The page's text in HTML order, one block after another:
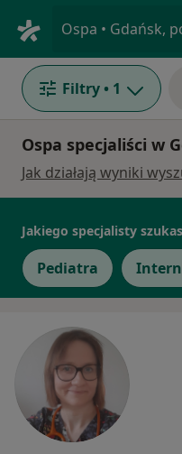
Ospa • Gdańsk,
Filtry • 1
Ospa specjaliści w
Jak działają wyniki
Jakiego specjalisty
Pediatra